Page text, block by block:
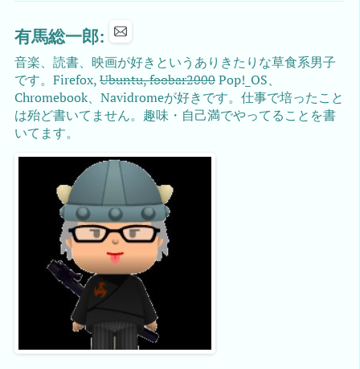
有馬総一郎:
音楽、読書、映画が好きというありきたりな草食系男子
です。Firefox,Ubuntu, foobar2000Pop!_OS、
Chromebook、Navidromeが好きです。仕事で培ったこと
は殆ど書いてません。趣味・自己満でやってることを書
いてます。